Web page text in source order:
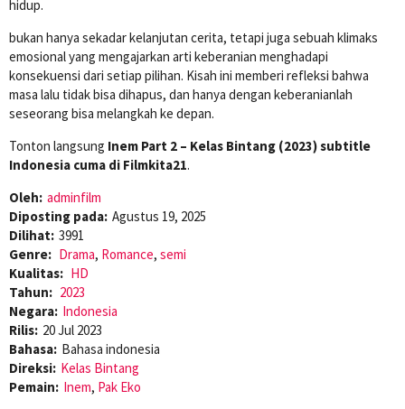
hidup.
bukan hanya sekadar kelanjutan cerita, tetapi juga sebuah klimaks
emosional yang mengajarkan arti keberanian menghadapi
konsekuensi dari setiap pilihan. Kisah ini memberi refleksi bahwa
masa lalu tidak bisa dihapus, dan hanya dengan keberanianlah
seseorang bisa melangkah ke depan.
Tonton langsung Inem Part 2 – Kelas Bintang (2023) subtitle
Indonesia cuma di Filmkita21.
Oleh: adminfilm
Diposting pada: Agustus 19, 2025
Dilihat: 3991
Genre: Drama, Romance, semi
Kualitas: HD
Tahun: 2023
Negara: Indonesia
Rilis: 20 Jul 2023
Bahasa: Bahasa indonesia
Direksi: Kelas Bintang
Pemain: Inem, Pak Eko